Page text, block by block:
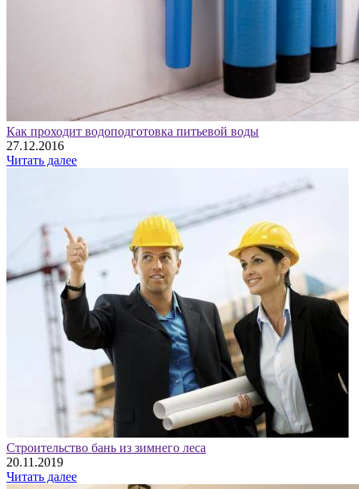
Как проходит водоподготовка питьевой воды
27.12.2016
Читать далее
Строительство бань из зимнего леса
20.11.2019
Читать далее